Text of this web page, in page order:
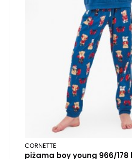
CORNETTE
piżama boy young 966/178